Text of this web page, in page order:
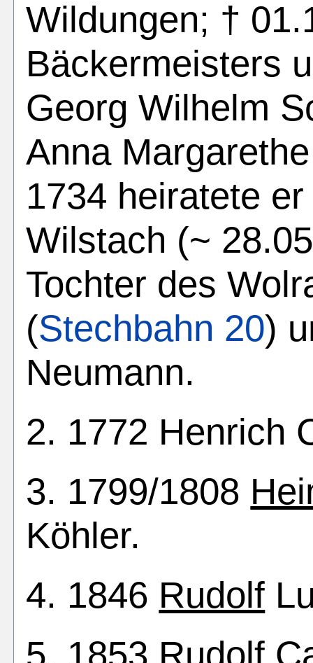
Wildungen; †
Bäckermeisters
Georg Wilhelm
Anna
1734 heiratete
Wilstach (~
Tochter des
(Stechbahn 20)
Neumann.
2. 1772 Henrich
3. 1799/1808
Köhler.
4. 1846 Rudolf
5. 1853 Rudolf